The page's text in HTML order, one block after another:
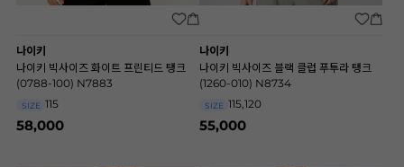
나이키
나이키 빅사이즈 화이트 프린티드 탱크
(0788-100) N7883
SIZE 115
58,000
나이키
나이키 빅사이즈 블랙 클럽 푸투라 탱크
(1260-010) N8734
SIZE 115,120
55,000